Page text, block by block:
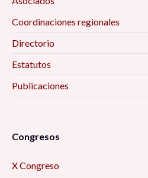
Coordinaciones regionales
Directorio
Estatutos
Publicaciones
Congresos
X Congreso